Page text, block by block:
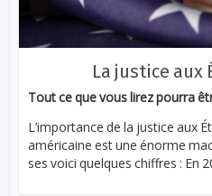
La justice aux
Tout ce que vous lirez pourra
L’importance de la justice aux
américaine est une énorme
ses voici quelques chiffres : En